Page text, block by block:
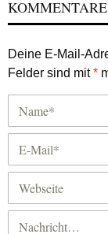
KOMMENTARE
Deine E-Mail-
Felder sind mit*